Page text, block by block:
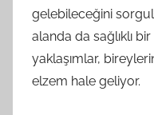
gelebileceğini
alanda da sağlıklı
yaklaşımlar,
elzem hale geliyor.